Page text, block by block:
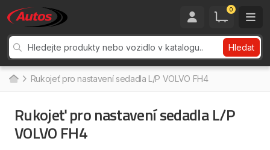
0
Hledat
Rukojeť pro nastavení sedadla L/P VOLVO FH4
Rukojeť pro nastavení sedadla L/P
VOLVO FH4